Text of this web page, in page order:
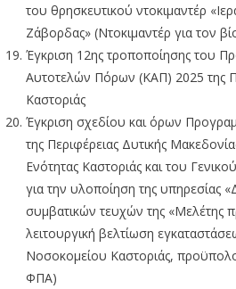
του θρησκευτικού ντοκιμαντέρ
Ζάβορδας» (Ντοκιμαντέρ για τον
Έγκριση 12ης τροποποίησης του
Αυτοτελών Πόρων (ΚΑΠ) 2025 της
Καστοριάς
Έγκριση σχεδίου και όρων
της Περιφέρειας Δυτικής
Ενότητας Καστοριάς και του
για την υλοποίηση της υπηρεσίας
συμβατικών τευχών της «Μελέτης
λειτουργική βελτίωση
Νοσοκομείου Καστοριάς,
ΦΠΑ)